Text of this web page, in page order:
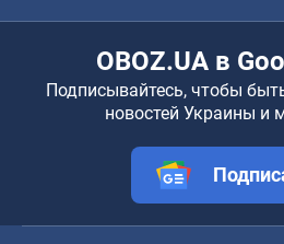
OBOZ.UA в
Подписывайтесь, чтобы
новостей Украины и